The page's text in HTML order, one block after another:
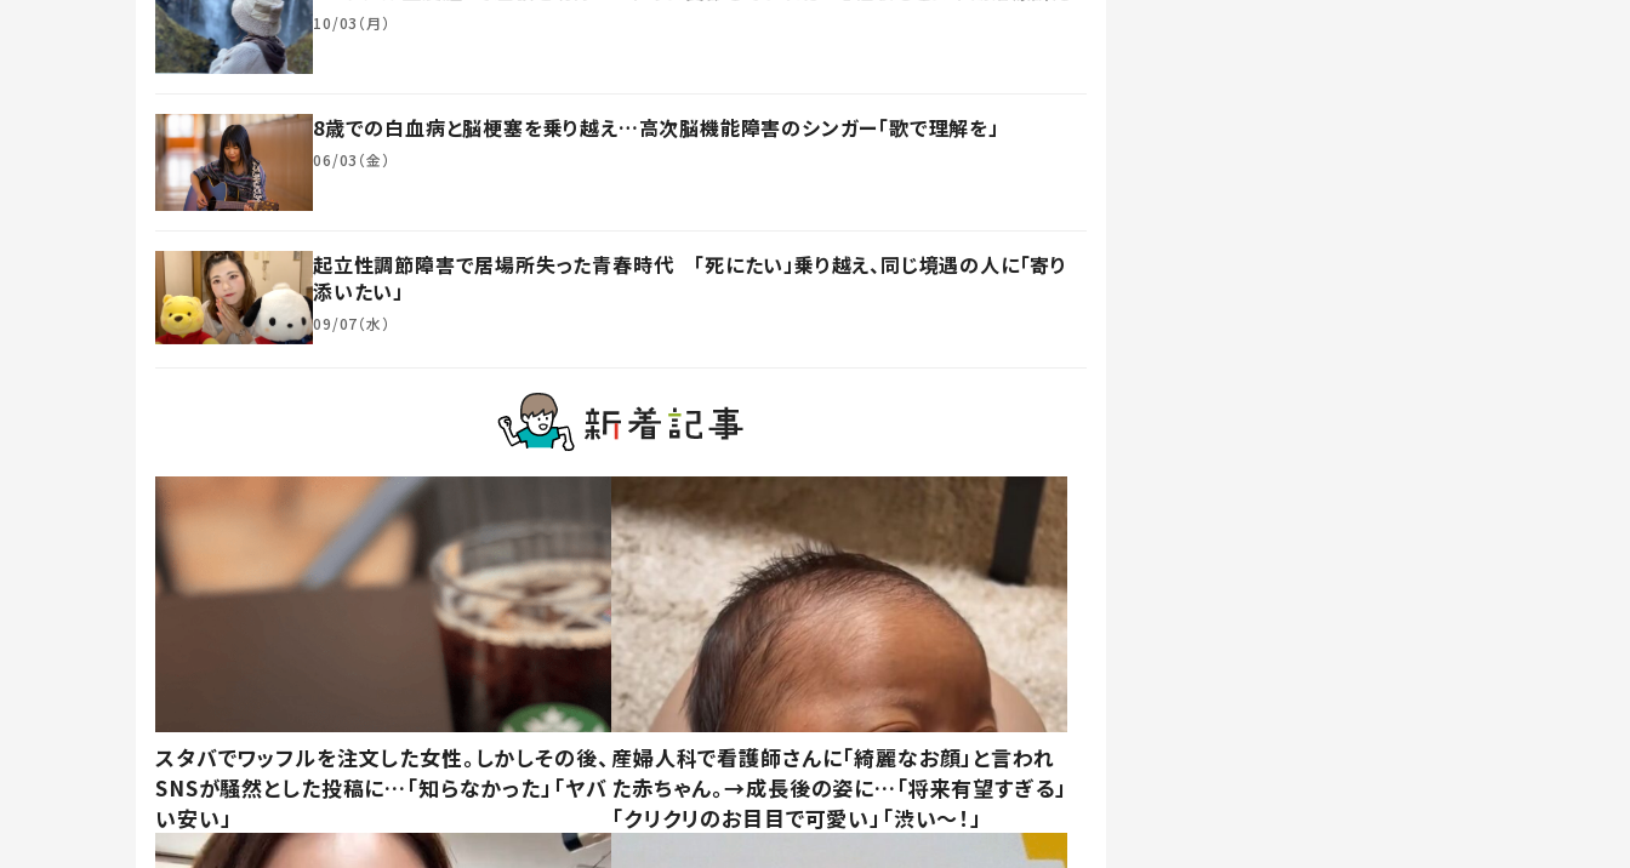
10/03（月）
8歳での白血病と脳梗塞を乗り越え…高次脳機能障害のシンガー「歌で理解を」
06/03（金）
起立性調節障害で居場所失った青春時代 「死にたい」乗り越え、同じ境遇の人に「寄り
添いたい」
09/07（水）
スタバでワッフルを注文した女性。しかしその後、
SNSが騒然とした投稿に…「知らなかった」「ヤバ
い安い」
産婦人科で看護師さんに「綺麗なお顔」と言われ
た赤ちゃん。→成長後の姿に…「将来有望すぎる」
「クリクリのお目目で可愛い」「渋い～！」